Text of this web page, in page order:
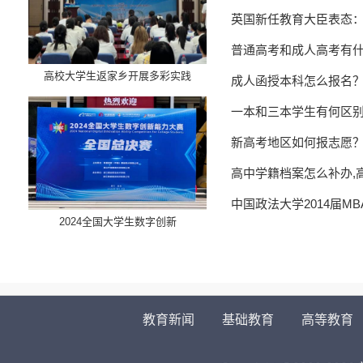
高校大学生返家乡开展多彩实践
​2024全国大学生数字创新
英国新任教育大臣表态
普通高考和成人高考有
成人函授本科怎么报名
一本和三本学生有何区
新高考地区如何报志愿
高中学籍档案怎么补办,
中国政法大学2014届
教育新闻 基础教育 高等教育